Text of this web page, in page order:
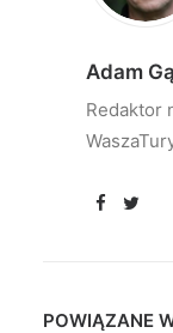
Adam
Redaktor
POWIĄZANE